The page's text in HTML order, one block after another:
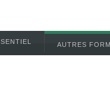
AUTRES